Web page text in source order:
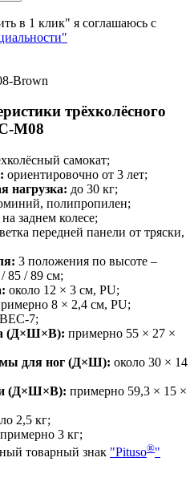
в 1 клик" я соглашаюсь с
Brown
трёхколёсного
M08
самокат;
ориентировочно от 3 лет;
нагрузка: до 30 кг;
полипропилен;
на заднем колесе;
передней панели от тряски,
3 положения по высоте –
85 / 89 см;
около 12 × 3 см, PU;
8 × 2,4 см, PU;
(Д×Ш×В): примерно 55 × 27 ×
для ног (Д×Ш): около 30 × 14
(Д×Ш×В): примерно 59,3 × 15 ×
2,5 кг;
примерно 3 кг;
товарный знак "Pituso®"